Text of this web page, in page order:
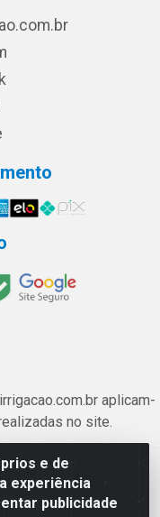
e de
experiência
publicidade
aplicam-
no site.
Castelo Branco, 5330 -
74.433-205 - CNPJ